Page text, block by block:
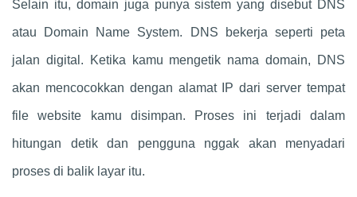
Selain itu, domain juga punya sistem yang disebut DNS
atau Domain Name System. DNS bekerja seperti peta
jalan digital. Ketika kamu mengetik nama domain, DNS
akan mencocokkan dengan alamat IP dari server tempat
file website kamu disimpan. Proses ini terjadi dalam
hitungan detik dan pengguna nggak akan menyadari
proses di balik layar itu.